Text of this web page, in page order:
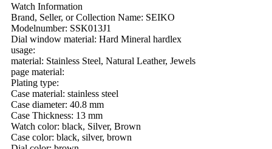
Watch Information
Brand, Seller, or Collection Name: SEIKO
Modelnumber: SSK013J1
Dial window material: Hard Mineral hardlex
usage:
material: Stainless Steel, Natural Leather, Jewels
page material:
Plating type:
Case material: stainless steel
Case diameter: 40.8 mm
Case Thickness: 13 mm
Watch color: black, Silver, Brown
Case color: black, silver, brown